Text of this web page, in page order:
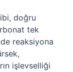
doğru
tek
reaksiyona
işlevselliği